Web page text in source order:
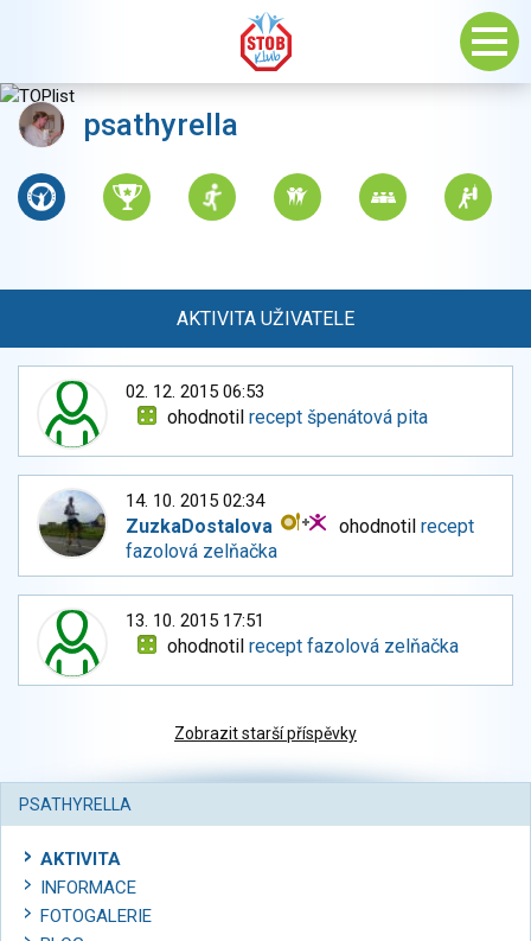
psathyrella
AKTIVITA UŽIVATELE
02. 12. 2015 06:53
ohodnotilrecept špenátová pita
14. 10. 2015 02:34
ZuzkaDostalova ohodnotilrecept
fazolová zelňačka
13. 10. 2015 17:51
ohodnotilrecept fazolová zelňačka
Zobrazit starší příspěvky
PSATHYRELLA
AKTIVITA
INFORMACE
FOTOGALERIE